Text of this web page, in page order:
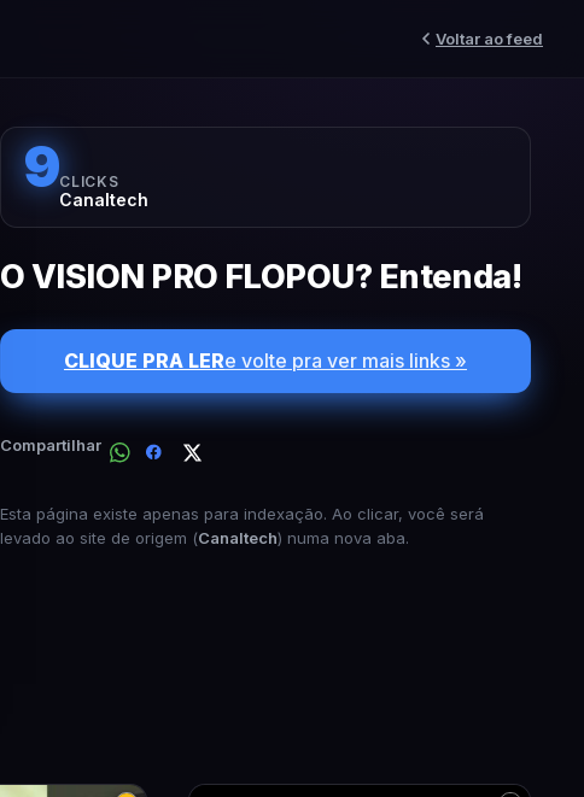
Voltar ao feed
9CLICKS
Canaltech
O VISION PRO FLOPOU? Entenda!
CLIQUE PRA LERe volte pra ver mais links »
Compartilhar
Esta página existe apenas para indexação. Ao clicar, você será
levado ao site de origem (Canaltech) numa nova aba.